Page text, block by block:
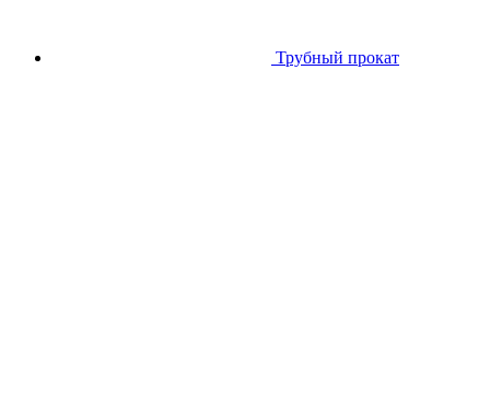
Трубный прокат